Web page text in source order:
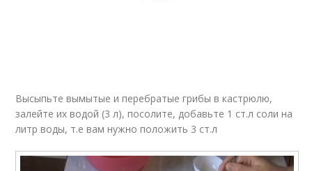
Высыпьте вымытые и перебратые грибы в кастрюлю,
залейте их водой (3 л), посолите, добавьте 1 ст.л соли на
литр воды, т.е вам нужно положить 3 ст.л